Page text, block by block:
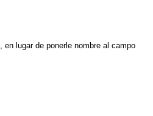
lugar de ponerle nombre al campo